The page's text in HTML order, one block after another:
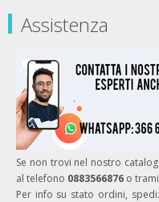
Assistenza
Se non trovi nel nostro
al telefono 0883566876 o
Per info su stato ordini,